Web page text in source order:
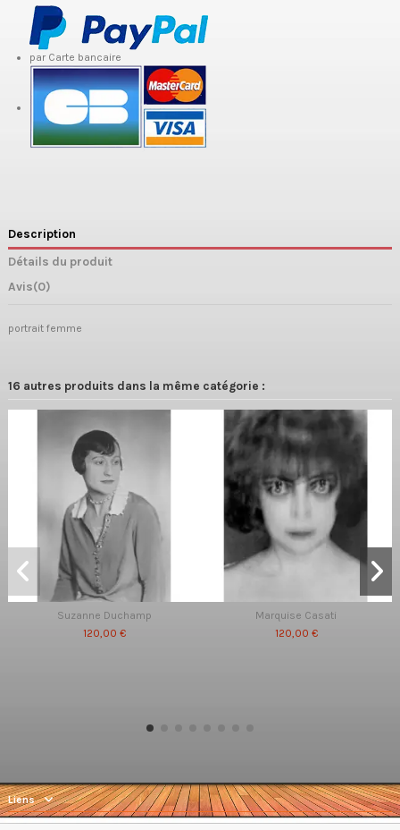
par Carte bancaire
Description
Détails du produit
Avis(0)
portrait femme
16 autres produits dans la même catégorie :
Suzanne Duchamp
120,00 €
Marquise Casati
120,00 €
Liens